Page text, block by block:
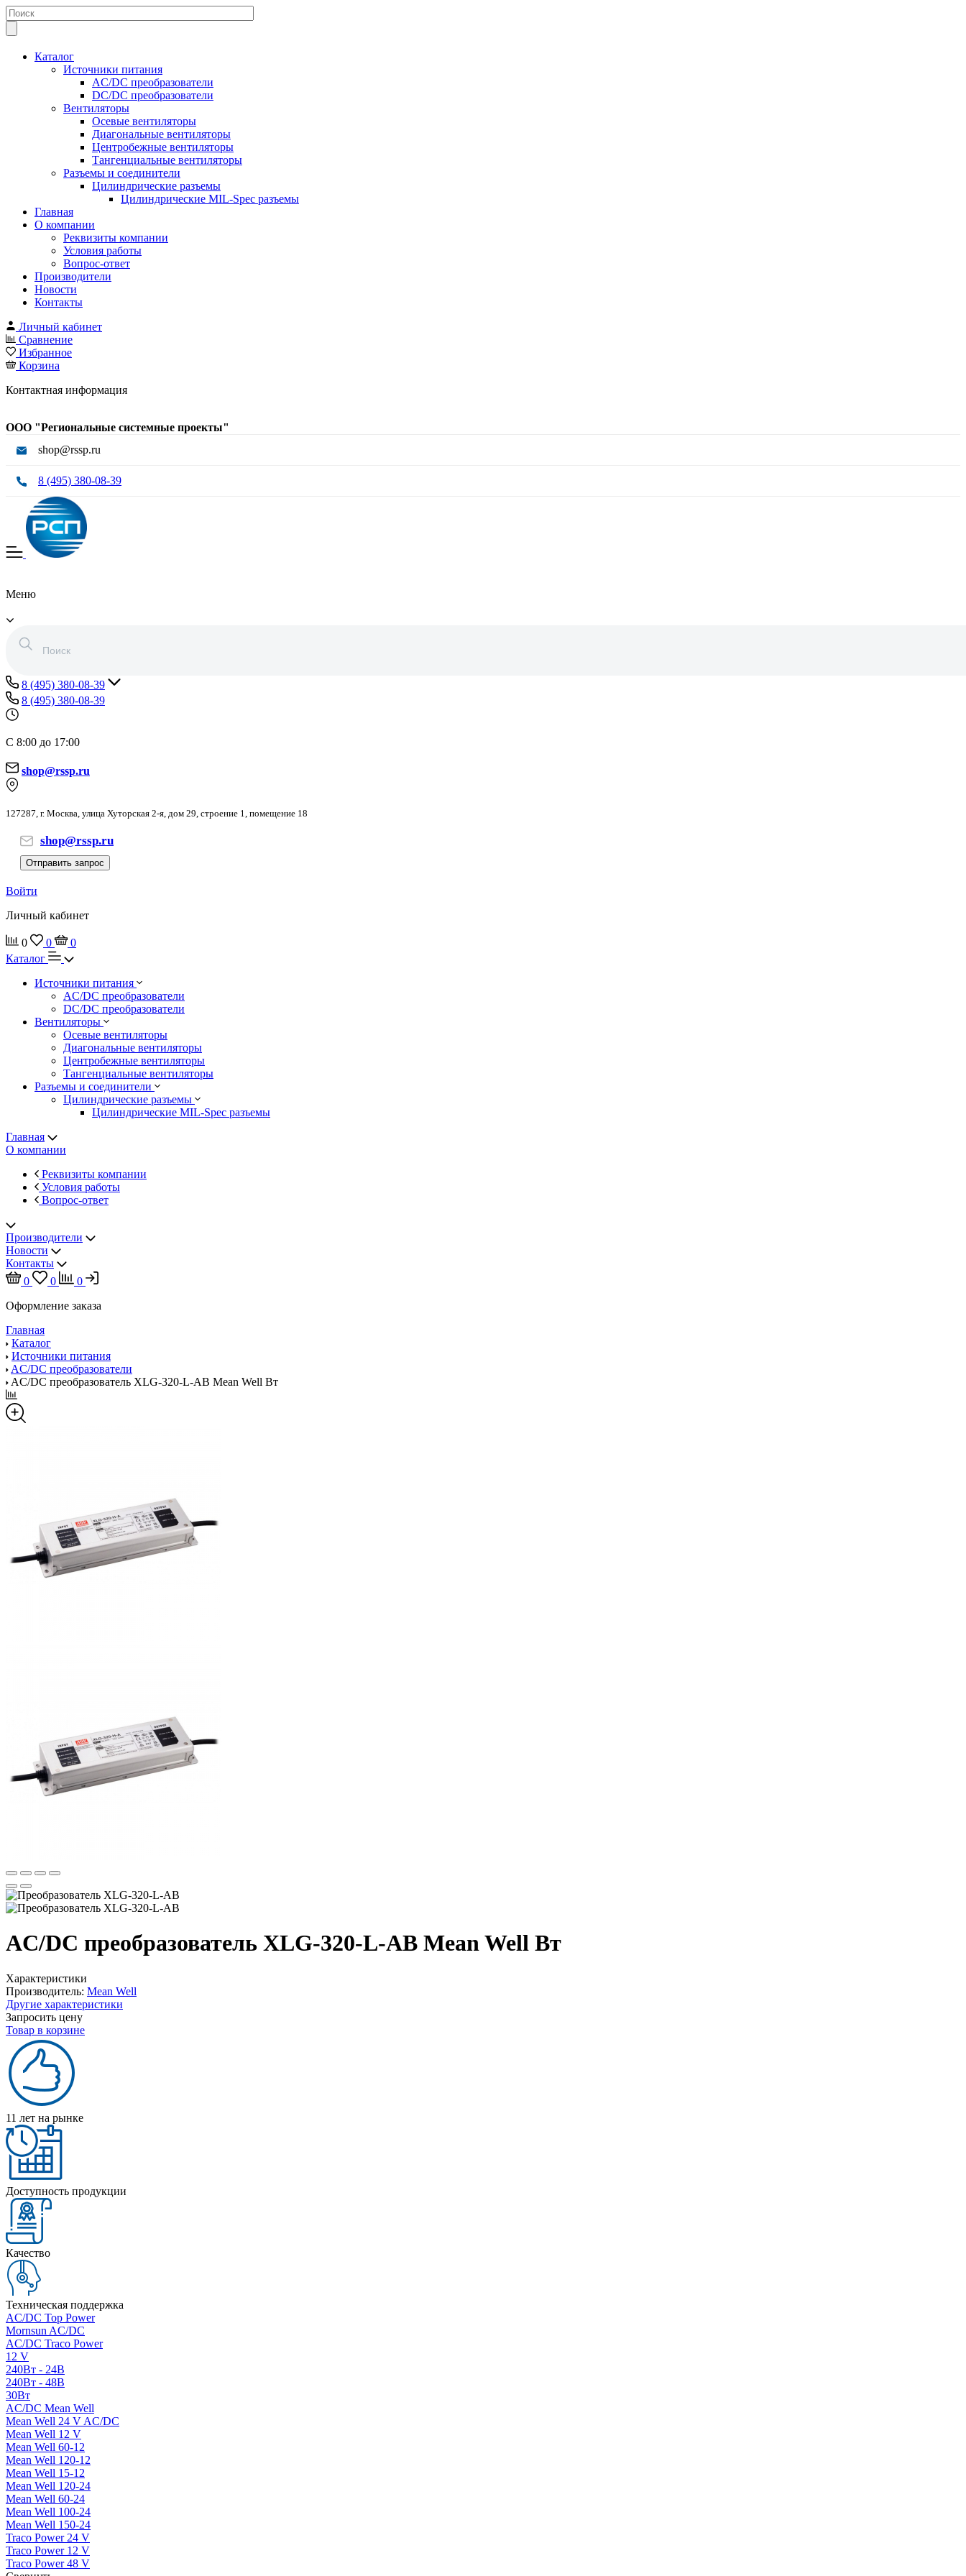
Каталог
Источники питания
AC/DC преобразователи
DC/DC преобразователи
Вентиляторы
Осевые вентиляторы
Диагональные вентиляторы
Центробежные вентиляторы
Тангенциальные вентиляторы
Разъемы и соединители
Цилиндрические разъемы
Цилиндрические MIL-Spec разъемы
Главная
О компании
Реквизиты компании
Условия работы
Вопрос-ответ
Производители
Новости
Контакты
Личный кабинет
Сравнение
Избранное
Корзина
Контактная информация
ООО "Региональные системные проекты"
shop@rssp.ru
8 (495) 380-08-39
Меню
8 (495) 380-08-39
8 (495) 380-08-39
С 8:00 до 17:00
shop@rssp.ru
127287, г. Москва, улица Хуторская 2-я, дом 29, строение 1, помещение 18
shop@rssp.ru
Отправить запрос
Войти
Личный кабинет
0 0
0
Каталог
Источники питания
AC/DC преобразователи
DC/DC преобразователи
Вентиляторы
Осевые вентиляторы
Диагональные вентиляторы
Центробежные вентиляторы
Тангенциальные вентиляторы
Разъемы и соединители
Цилиндрические разъемы
Цилиндрические MIL-Spec разъемы
Главная
О компании
Реквизиты компании
Условия работы
Вопрос-ответ
Производители
Новости
Контакты
0
0
0
Оформление заказа
Главная
Каталог
Источники питания
AC/DC преобразователи
AC/DC преобразователь XLG-320-L-AB Mean Well Вт
AC/DC преобразователь XLG-320-L-AB Mean Well Вт
Характеристики
Производитель: Mean Well
Другие характеристики
Запросить цену
Товар в корзине
11 лет на рынке
Доступность продукции
Качество
Техническая поддержка
AC/DC Top Power
Mornsun AC/DC
AC/DC Traco Power
12 V
240Вт - 24В
240Вт - 48В
30Вт
AC/DC Mean Well
Mean Well 24 V AC/DC
Mean Well 12 V
Mean Well 60-12
Mean Well 120-12
Mean Well 15-12
Mean Well 120-24
Mean Well 60-24
Mean Well 100-24
Mean Well 150-24
Traco Power 24 V
Traco Power 12 V
Traco Power 48 V